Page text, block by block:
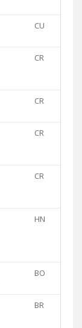
CU
CR
CR
CR
CR
HN
BO
BR